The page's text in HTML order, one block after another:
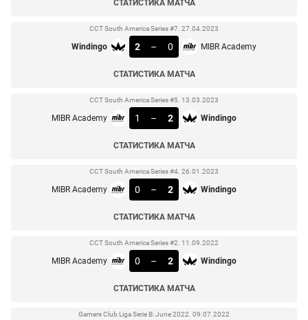
СТАТИСТИКА МАТЧА
CCT South America Series #7. 27.04.2023
Windingo 2 – 0 MIBR Academy
СТАТИСТИКА МАТЧА
CCT South America Series #5. 13.03.2023
MIBR Academy 1 – 2 Windingo
СТАТИСТИКА МАТЧА
CCT South America Series #4. 26.01.2023
MIBR Academy 0 – 2 Windingo
СТАТИСТИКА МАТЧА
CCT South America Series #2. 11.09.2022
MIBR Academy 0 – 2 Windingo
СТАТИСТИКА МАТЧА
Gamers Club Liga Serie B: June 2022. 09.07.2022